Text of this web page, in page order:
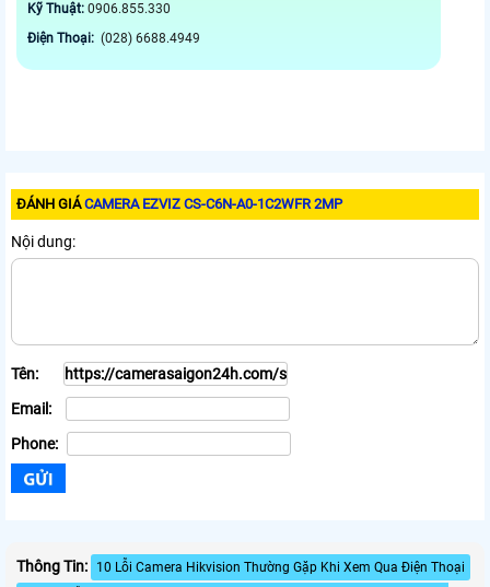
Kỹ Thuật: 0906.855.330
Điện Thoại: (028) 6688.4949
ĐÁNH GIÁCAMERA EZVIZ CS-C6N-A0-1C2WFR 2MP
Nội dung:
Tên:
Email:
Phone:
Thông Tin:
10 Lỗi Camera Hikvision Thường Gặp Khi Xem Qua Điện Thoại